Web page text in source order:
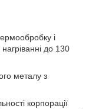
і
нагріванні до 130
металу з
корпорації